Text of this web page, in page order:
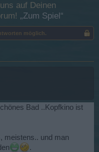
auf Deinen
„Zum Spiel“
möglich.
Bad ..Kopfkino ist
meistens.. und man
.